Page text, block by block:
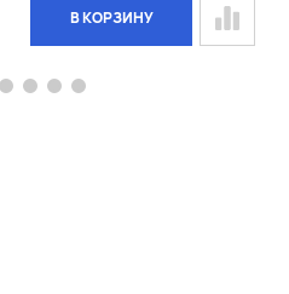
В КОРЗИНУ